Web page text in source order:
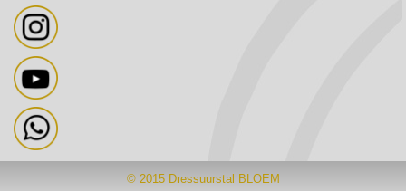
© 2015 Dressuurstal BLOEM